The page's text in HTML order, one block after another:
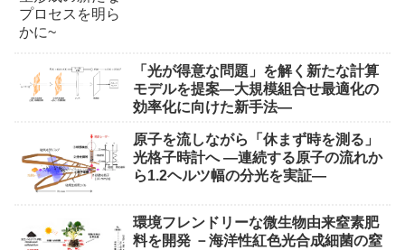
「光が得意な問題」を解く新たな計算
モデルを提案―大規模組合せ最適化の
効率化に向けた新手法―
原子を流しながら「休まず時を測る」
光格子時計へ ―連続する原子の流れか
ら1.2ヘルツ幅の分光を実証―
環境フレンドリーな微生物由来窒素肥
料を開発 －海洋性紅色光合成細菌の窒